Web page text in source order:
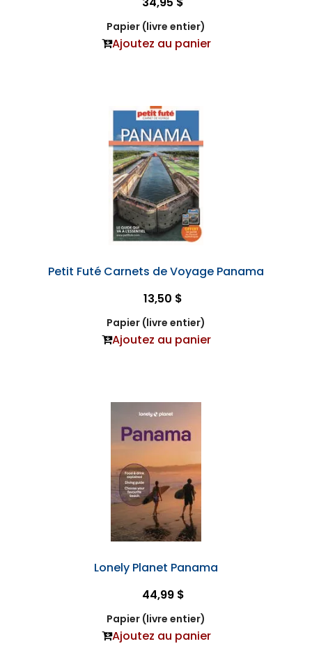
Papier (livre entier)
Ajoutez au panier
Petit Futé Carnets de Voyage Panama
13,50 $
Papier (livre entier)
Ajoutez au panier
Lonely Planet Panama
44,99 $
Papier (livre entier)
Ajoutez au panier